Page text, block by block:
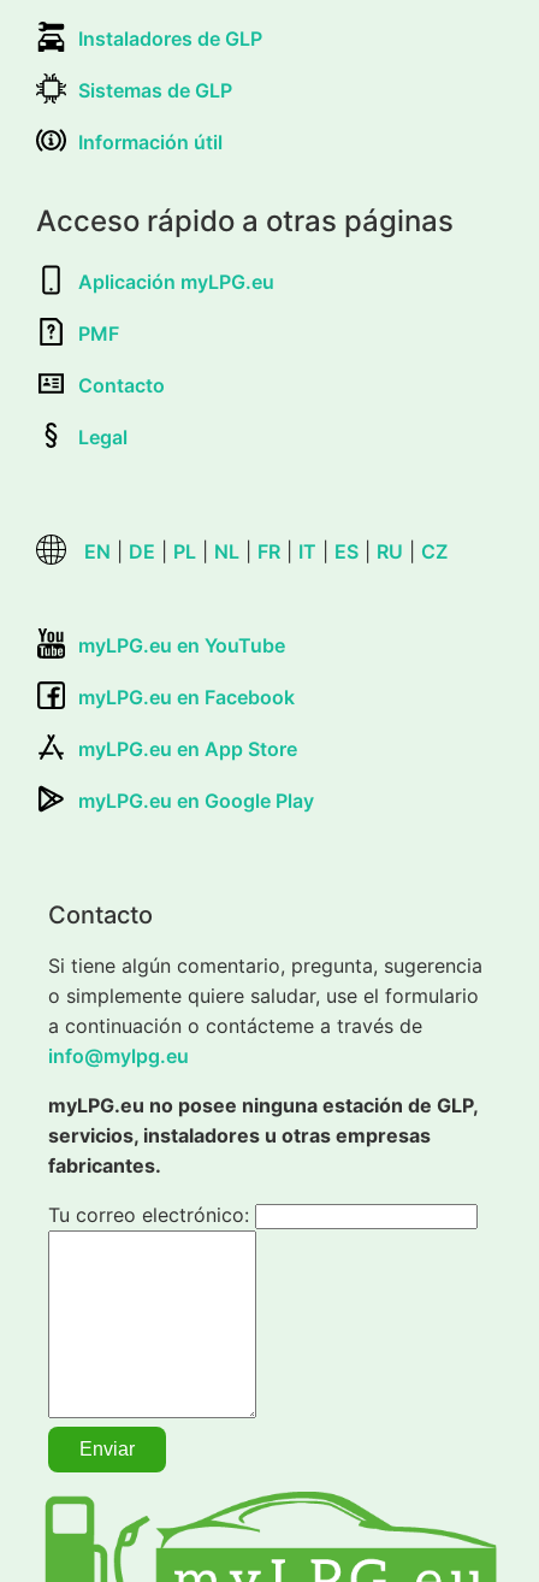
Instaladores de GLP
Sistemas de GLP
Información útil
Acceso rápido a otras páginas
Aplicación myLPG.eu
PMF
Contacto
Legal
EN DE PL NL FR IT ES RU CZ
myLPG.eu en YouTube
myLPG.eu en Facebook
myLPG.eu en App Store
myLPG.eu en Google Play
Contacto
Si tiene algún comentario, pregunta, sugerencia
o simplemente quiere saludar, use el formulario
a continuación o contácteme a través de
info@mylpg.eu
myLPG.eu no posee ninguna estación de GLP,
servicios, instaladores u otras empresas
fabricantes.
Tu correo electrónico: